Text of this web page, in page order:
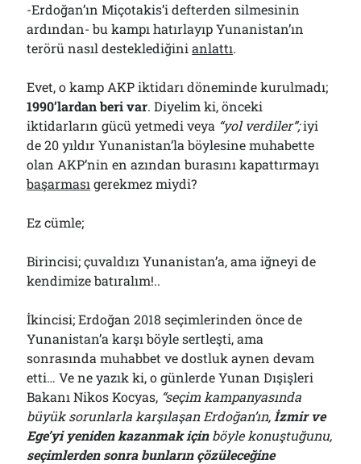
-Erdoğan’ın Miçotakis’i defterden silmesinin
ardından- bu kampı hatırlayıp Yunanistan’ın
terörü nasıl desteklediğinianlattı.
Evet, o kamp AKP iktidarı döneminde kurulmadı;
1990’lardan beri var. Diyelim ki, önceki
iktidarların gücü yetmedi veya “yol verdiler”;iyi
de 20 yıldır Yunanistan’la böylesine muhabette
olan AKP’nin en azından burasını kapattırmayı
başarması gerekmez miydi?
Ez cümle;
Birincisi; çuvaldızı Yunanistan’a, ama iğneyi de
kendimize batıralım!..
İkincisi; Erdoğan 2018 seçimlerinden önce de
Yunanistan’a karşı böyle sertleşti, ama
sonrasında muhabbet ve dostluk aynen devam
etti… Ve ne yazık ki, o günlerde Yunan Dışişleri
Bakanı Nikos Kocyas, “seçim kampanyasında
büyük sorunlarla karşılaşan Erdoğan’ın, İzmir ve
Ege’yi yeniden kazanmak içinböyle konuştuğunu,
seçimlerden sonra bunların çözüleceğine